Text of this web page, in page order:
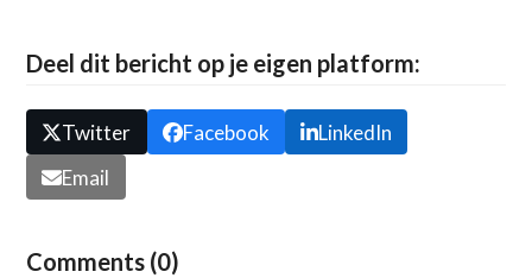
Deel dit bericht op je eigen platform:
Twitter Facebook
LinkedIn
Email
Comments (0)